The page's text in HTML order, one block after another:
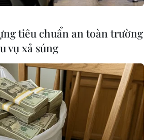
Chuyên
nhân sự làm
kiện học tập
tiêu chuẩn an toàn trường
vụ xả súng